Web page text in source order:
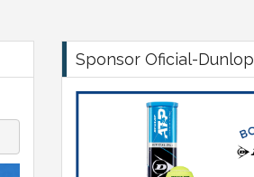
Sponsor Oficial-Dunlop